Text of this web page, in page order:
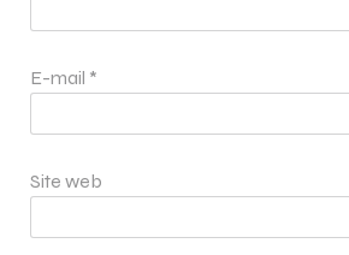
E-mail *
Site web